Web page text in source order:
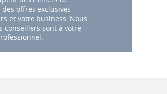
offres exclusives
et votre business. Nous
conseillers sont à votre